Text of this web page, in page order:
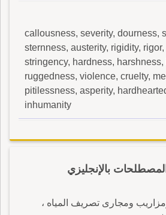
callousness, severity, dourness,
sternness, austerity, rigidity, rigor,
stringency, hardness,
ruggedness, violence, cruelty,
pitilessness, asperity,
inhumanity
بالإنجليزي
ومجارى تصريف المياه ،